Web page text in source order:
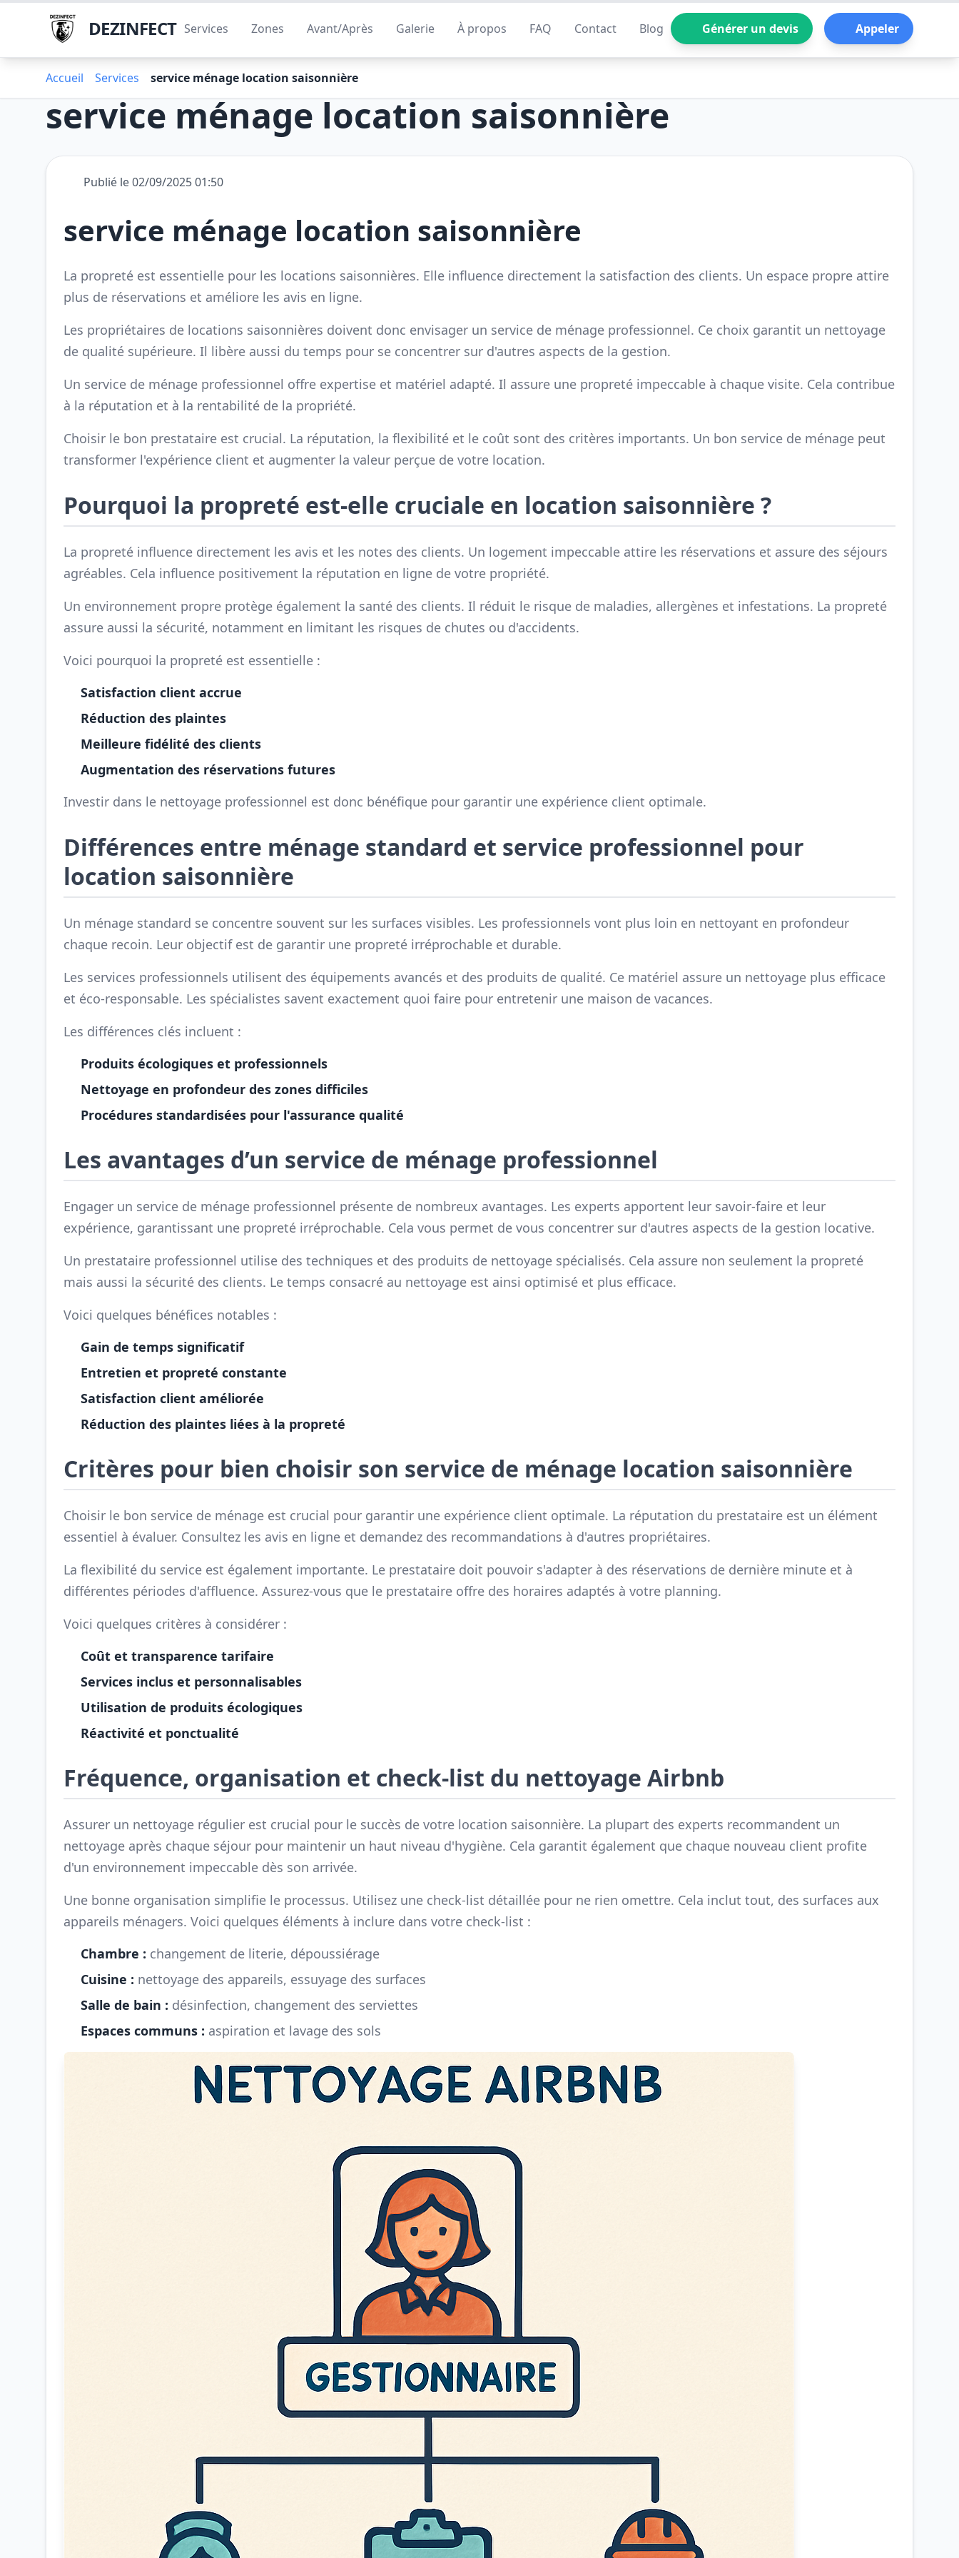
DEZINFECT Services Zones Avant/Après Galerie À propos FAQ Contact Blog Générer un devis Appeler
Accueil Services service ménage location saisonnière
service ménage location saisonnière
Publié le 02/09/2025 01:50
service ménage location saisonnière
La propreté est essentielle pour les locations saisonnières. Elle influence directement la satisfaction des clients. Un espace propre attire
plus de réservations et améliore les avis en ligne.
Les propriétaires de locations saisonnières doivent donc envisager un service de ménage professionnel. Ce choix garantit un nettoyage
de qualité supérieure. Il libère aussi du temps pour se concentrer sur d'autres aspects de la gestion.
Un service de ménage professionnel offre expertise et matériel adapté. Il assure une propreté impeccable à chaque visite. Cela contribue
à la réputation et à la rentabilité de la propriété.
Choisir le bon prestataire est crucial. La réputation, la flexibilité et le coût sont des critères importants. Un bon service de ménage peut
transformer l'expérience client et augmenter la valeur perçue de votre location.
Pourquoi la propreté est-elle cruciale en location saisonnière ?
La propreté influence directement les avis et les notes des clients. Un logement impeccable attire les réservations et assure des séjours
agréables. Cela influence positivement la réputation en ligne de votre propriété.
Un environnement propre protège également la santé des clients. Il réduit le risque de maladies, allergènes et infestations. La propreté
assure aussi la sécurité, notamment en limitant les risques de chutes ou d'accidents.
Voici pourquoi la propreté est essentielle :
Satisfaction client accrue
Réduction des plaintes
Meilleure fidélité des clients
Augmentation des réservations futures
Investir dans le nettoyage professionnel est donc bénéfique pour garantir une expérience client optimale.
Différences entre ménage standard et service professionnel pour
location saisonnière
Un ménage standard se concentre souvent sur les surfaces visibles. Les professionnels vont plus loin en nettoyant en profondeur
chaque recoin. Leur objectif est de garantir une propreté irréprochable et durable.
Les services professionnels utilisent des équipements avancés et des produits de qualité. Ce matériel assure un nettoyage plus efficace
et éco-responsable. Les spécialistes savent exactement quoi faire pour entretenir une maison de vacances.
Les différences clés incluent :
Produits écologiques et professionnels
Nettoyage en profondeur des zones difficiles
Procédures standardisées pour l'assurance qualité
Les avantages d’un service de ménage professionnel
Engager un service de ménage professionnel présente de nombreux avantages. Les experts apportent leur savoir-faire et leur
expérience, garantissant une propreté irréprochable. Cela vous permet de vous concentrer sur d'autres aspects de la gestion locative.
Un prestataire professionnel utilise des techniques et des produits de nettoyage spécialisés. Cela assure non seulement la propreté
mais aussi la sécurité des clients. Le temps consacré au nettoyage est ainsi optimisé et plus efficace.
Voici quelques bénéfices notables :
Gain de temps significatif
Entretien et propreté constante
Satisfaction client améliorée
Réduction des plaintes liées à la propreté
Critères pour bien choisir son service de ménage location saisonnière
Choisir le bon service de ménage est crucial pour garantir une expérience client optimale. La réputation du prestataire est un élément
essentiel à évaluer. Consultez les avis en ligne et demandez des recommandations à d'autres propriétaires.
La flexibilité du service est également importante. Le prestataire doit pouvoir s'adapter à des réservations de dernière minute et à
différentes périodes d'affluence. Assurez-vous que le prestataire offre des horaires adaptés à votre planning.
Voici quelques critères à considérer :
Coût et transparence tarifaire
Services inclus et personnalisables
Utilisation de produits écologiques
Réactivité et ponctualité
Fréquence, organisation et check-list du nettoyage Airbnb
Assurer un nettoyage régulier est crucial pour le succès de votre location saisonnière. La plupart des experts recommandent un
nettoyage après chaque séjour pour maintenir un haut niveau d'hygiène. Cela garantit également que chaque nouveau client profite
d'un environnement impeccable dès son arrivée.
Une bonne organisation simplifie le processus. Utilisez une check-list détaillée pour ne rien omettre. Cela inclut tout, des surfaces aux
appareils ménagers. Voici quelques éléments à inclure dans votre check-list :
Chambre : changement de literie, dépoussiérage
Cuisine : nettoyage des appareils, essuyage des surfaces
Salle de bain : désinfection, changement des serviettes
Espaces communs : aspiration et lavage des sols